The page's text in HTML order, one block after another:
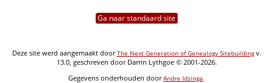
Ga naar standaard site
Deze site werd aangemaakt doorThe Next Generation of Genealogy Sitebuildingv.
13.0, geschreven door Darrin Lythgoe © 2001-2026.
Gegevens onderhouden doorAndre Idzinga.